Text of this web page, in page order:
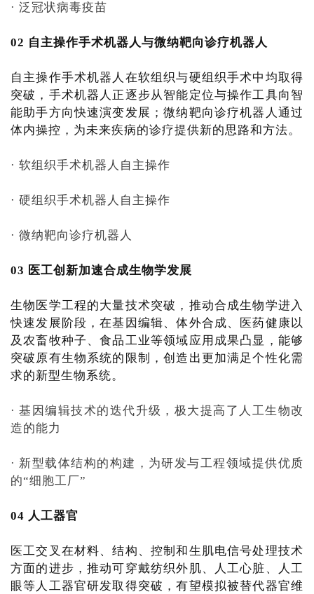
· 泛冠状病毒疫苗
02 自主操作手术机器人与微纳靶向诊疗机器人
自主操作手术机器人在软组织与硬组织手术中均取得
突破，手术机器人正逐步从智能定位与操作工具向智
能助手方向快速演变发展；微纳靶向诊疗机器人通过
体内操控，为未来疾病的诊疗提供新的思路和方法。
· 软组织手术机器人自主操作
· 硬组织手术机器人自主操作
· 微纳靶向诊疗机器人
03 医工创新加速合成生物学发展
生物医学工程的大量技术突破，推动合成生物学进入
快速发展阶段，在基因编辑、体外合成、医药健康以
及农畜牧种子、食品工业等领域应用成果凸显，能够
突破原有生物系统的限制，创造出更加满足个性化需
求的新型生物系统。
· 基因编辑技术的迭代升级，极大提高了人工生物改
造的能力
· 新型载体结构的构建，为研发与工程领域提供优质
的“细胞工厂”
04 人工器官
医工交叉在材料、结构、控制和生肌电信号处理技术
方面的进步，推动可穿戴纺织外肌、人工心脏、人工
眼等人工器官研发取得突破，有望模拟被替代器官维